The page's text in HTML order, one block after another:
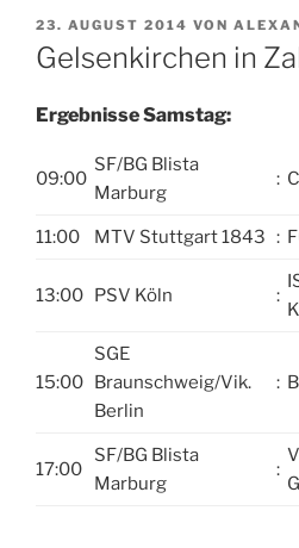
VERÖFFENTLICHT
AM
23. AUGUST 2014 VON
Gelsenkirchen in
Ergebnisse Samstag:
09:00
SF/BG Blista
Marburg
:
11:00 MTV Stuttgart 1843 :
13:00 PSV Köln :
15:00
SGE
Braunschweig/Vik.
Berlin
:
17:00
SF/BG Blista
Marburg
: